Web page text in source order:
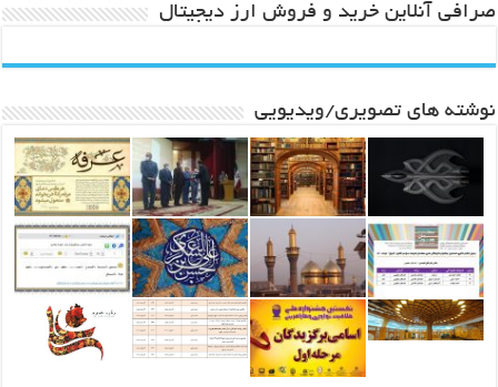
صرافی آنلاین خرید و فروش ارز دیجیتال
نوشته های تصویری/ویدیویی